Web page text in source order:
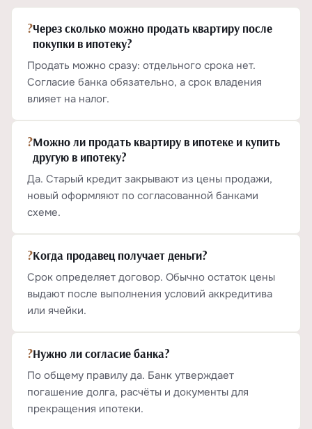
?Через сколько можно продать квартиру после
покупки в ипотеку?
Продать можно сразу: отдельного срока нет.
Согласие банка обязательно, а срок владения
влияет на налог.
?Можно ли продать квартиру в ипотеке и купить
другую в ипотеку?
Да. Старый кредит закрывают из цены продажи,
новый оформляют по согласованной банками
схеме.
?Когда продавец получает деньги?
Срок определяет договор. Обычно остаток цены
выдают после выполнения условий аккредитива
или ячейки.
?Нужно ли согласие банка?
По общему правилу да. Банк утверждает
погашение долга, расчёты и документы для
прекращения ипотеки.